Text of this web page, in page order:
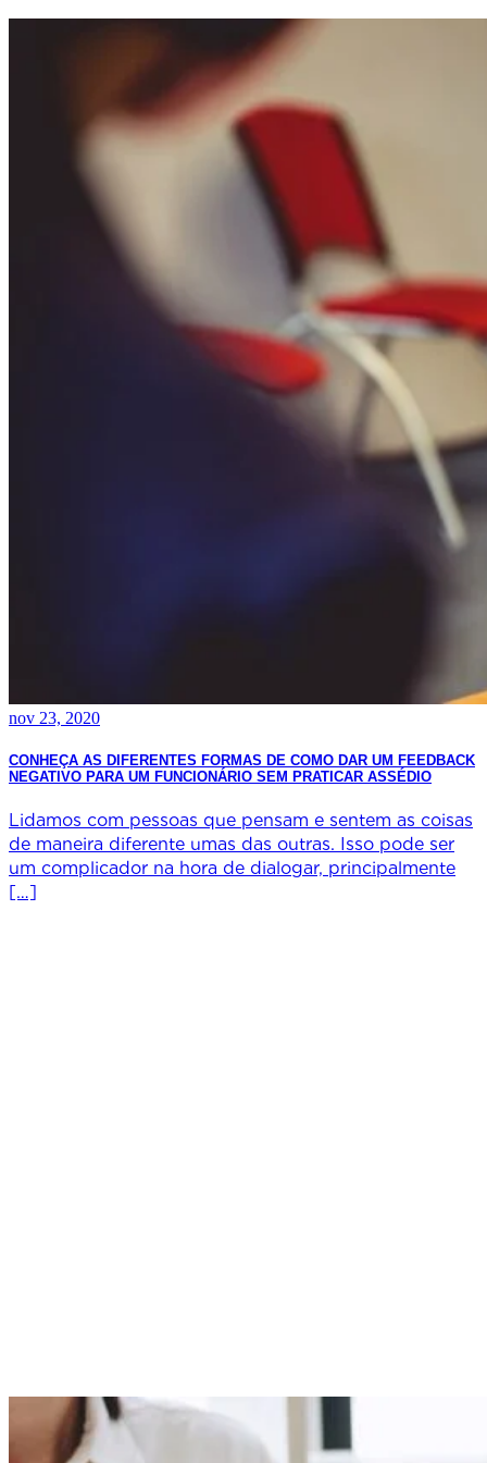
nov 23, 2020
CONHEÇA AS DIFERENTES FORMAS DE COMO DAR UM FEEDBACK
NEGATIVO PARA UM FUNCIONÁRIO SEM PRATICAR ASSÉDIO
Lidamos com pessoas que pensam e sentem as coisas
de maneira diferente umas das outras. Isso pode ser
um complicador na hora de dialogar, principalmente
[…]